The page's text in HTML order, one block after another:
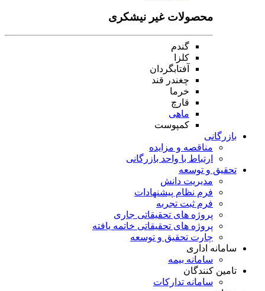
محصولات غیر نیشکری
گندم
کلزا
آفتابگردان
چغندر قند
خرما
قارچ
ماهی
کمپوست
بازرگانی
مناقصه و مزایده
ارتباط با واحد بازرگانی
تحقیق و توسعه
مدیریت دانش
فرم نظام پیشنهادات
فرم ثبت تجربه
پروژه های تحقیقاتی جاری
پروژه های تحقیقاتی خاتمه یافته
چارت تحقیق و توسعه
سامانه اداری
سامانه بیمه
تامین کنندگان
سامانه تدارکات